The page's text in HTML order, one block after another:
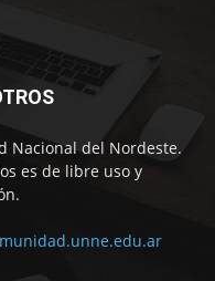
Nacional del Nordeste.
es de libre uso y